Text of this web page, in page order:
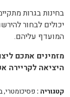
בחינות בגרות
יכולים לבחור
המועדף עליהם.
מזמינים אתכם
היציאה לקריירה
קטגוריה : פסיכומטרי,